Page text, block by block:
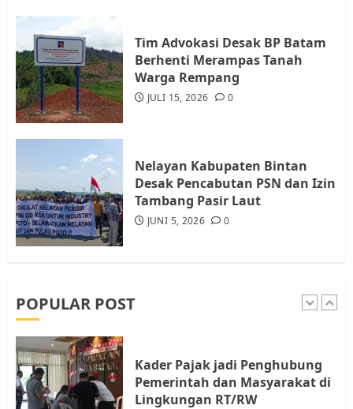
Tim Advokasi Desak BP Batam
Berhenti Merampas Tanah
Warga Rempang
JULI 15, 2026 0
Nelayan Kabupaten Bintan
Desak Pencabutan PSN dan Izin
Tambang Pasir Laut
JUNI 5, 2026 0
POPULAR POST
4
Resahkan Warga
JULI 17, 2026 0
5
JULI 15, 2026 0
1
Kader Pajak jadi Penghubung
Pemerintah dan Masyarakat di
Lingkungan RT/RW